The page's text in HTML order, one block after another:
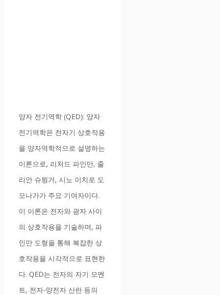
양자 전기역학 (QED): 양자
전기역학은 전자기 상호작용
을 양자역학적으로 설명하는
이론으로, 리처드 파인만, 줄
리안 슈윙거, 시노 이치로 도
모나가가 주요 기여자이다.
이 이론은 전자와 광자 사이
의 상호작용을 기술하며, 파
인만 도형을 통해 복잡한 상
호작용을 시각적으로 표현한
다. QED는 전자의 자기 모멘
트, 전자-양전자 산란 등의